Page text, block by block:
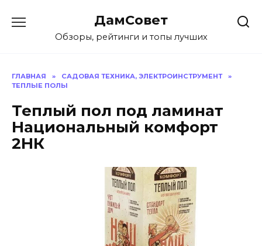
содержанию
ДамСовет
Обзоры, рейтинги и топы лучших
ГЛАВНАЯ » САДОВАЯ ТЕХНИКА, ЭЛЕКТРОИНСТРУМЕНТ
»
ТЕПЛЫЕ ПОЛЫ
Теплый пол под ламинат
Национальный комфорт
2НК